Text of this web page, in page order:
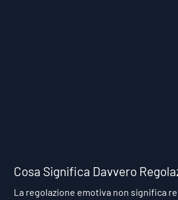
Cosa Significa Davvero
La regolazione emotiva non significa